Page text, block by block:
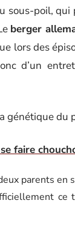
sous-poil,
berger
lors des
d’un
génétique du
faire
parents en